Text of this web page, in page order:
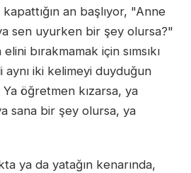
an başlıyor, "Anne
sen uyurken bir şey olursa?"
bırakmamak için sımsıkı
iki kelimeyi duyduğun
Ya öğretmen kızarsa, ya
sana bir şey olursa, ya
ya da yatağın kenarında,